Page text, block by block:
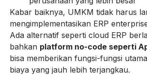
Kabar baiknya, UMKM tidak harus
mengimplementasikan ERP
Ada alternatif seperti cloud ERP
bahkan platform no-code seperti
bisa memberikan fungsi-fungsi
biaya yang jauh lebih terjangkau.